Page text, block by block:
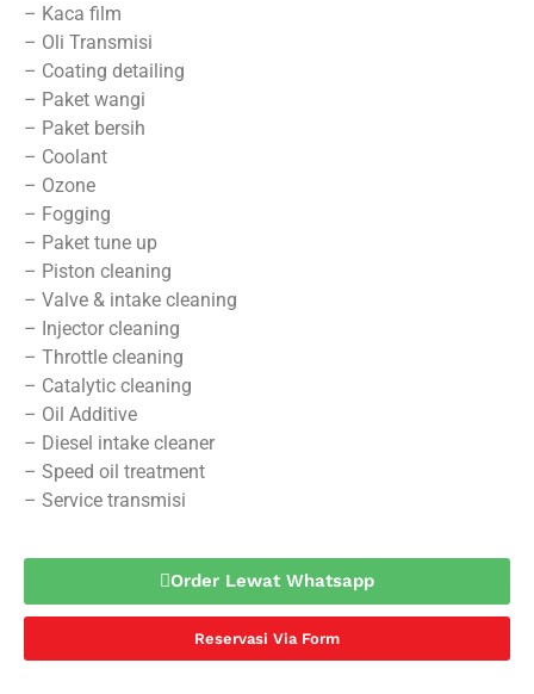
– Kaca film
– Oli Transmisi
– Coating detailing
– Paket wangi
– Paket bersih
– Coolant
– Ozone
– Fogging
– Paket tune up
– Piston cleaning
– Valve & intake cleaning
– Injector cleaning
– Throttle cleaning
– Catalytic cleaning
– Oil Additive
– Diesel intake cleaner
– Speed oil treatment
– Service transmisi
Order Lewat Whatsapp
Reservasi Via Form